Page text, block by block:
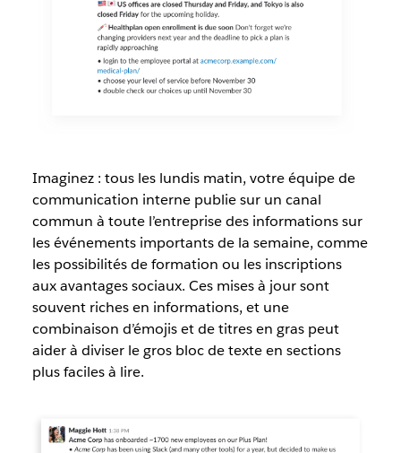
Imaginez : tous les lundis matin, votre équipe de
communication interne publie sur un canal
commun à toute l’entreprise des informations sur
les événements importants de la semaine, comme
les possibilités de formation ou les inscriptions
aux avantages sociaux. Ces mises à jour sont
souvent riches en informations, et une
combinaison d’émojis et de titres en gras peut
aider à diviser le gros bloc de texte en sections
plus faciles à lire.